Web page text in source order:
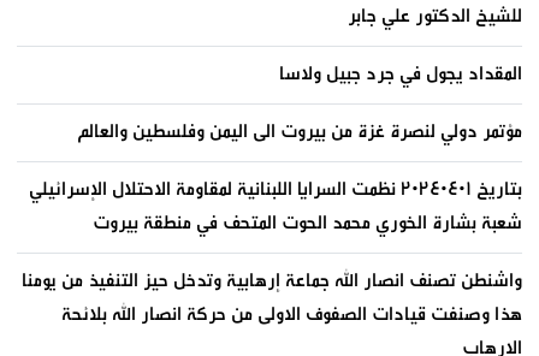
للشيخ الدكتور علي جابر
المقداد يجول في جرد جبيل ولاسا
مؤتمر دولي لنصرة غزة من بيروت الى اليمن وفلسطين والعالم
بتاريخ ٢٠٢٤٠٤٠١ نظمت السرايا اللبنانية لمقاومة الاحتلال الإسرائيلي
شعبة بشارة الخوري محمد الحوت المتحف في منطقة بيروت
واشنطن تصنف انصار الله جماعة إرهابية وتدخل حيز التنفيذ من يومنا
هذا وصنفت قيادات الصفوف الاولى من حركة انصار الله بلائحة
الارهاب